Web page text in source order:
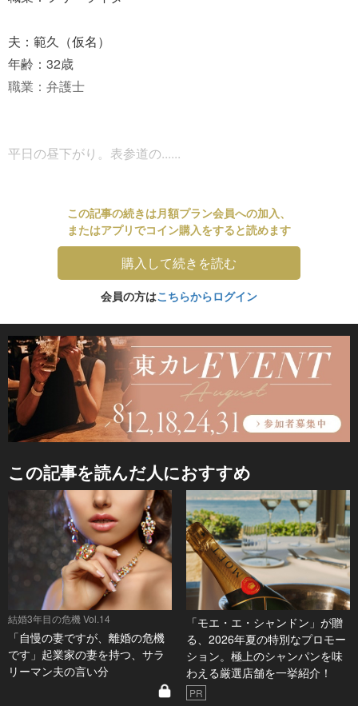
夫：範久（仮名）
年齢：32歳
職業：弁護士
平日の昼下がり。表参道の......
この記事の続きは月額プラン会員への加入、
またはアプリでコイン購入をすると読めます
購入して続きを読む
会員の方はこちらからログイン
この記事を読んだ人におすすめ
結婚3年目の危機 Vol.14
「自慢の妻ですが、離婚の危機
です」起業家の妻を持つ、サラ
リーマン夫の言い分
「モエ・エ・シャンドン」が贈
る、2026年夏の特別なプロモー
ション。極上のシャンパンを味
わえる厳選店舗を一挙紹介！
PR